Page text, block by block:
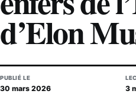
d’Elon
PUBLIÉ LE
30 mars 2026 3